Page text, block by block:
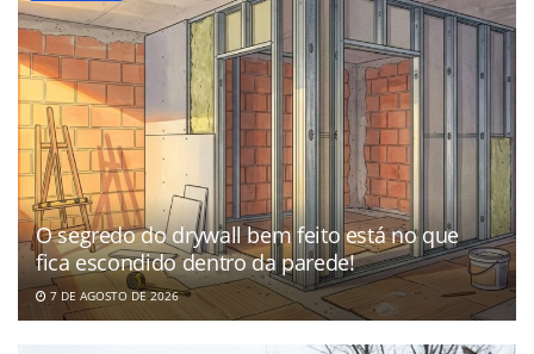
O segredo do drywall bem feito está no que
fica escondido dentro da parede!
7 DE AGOSTO DE 2026